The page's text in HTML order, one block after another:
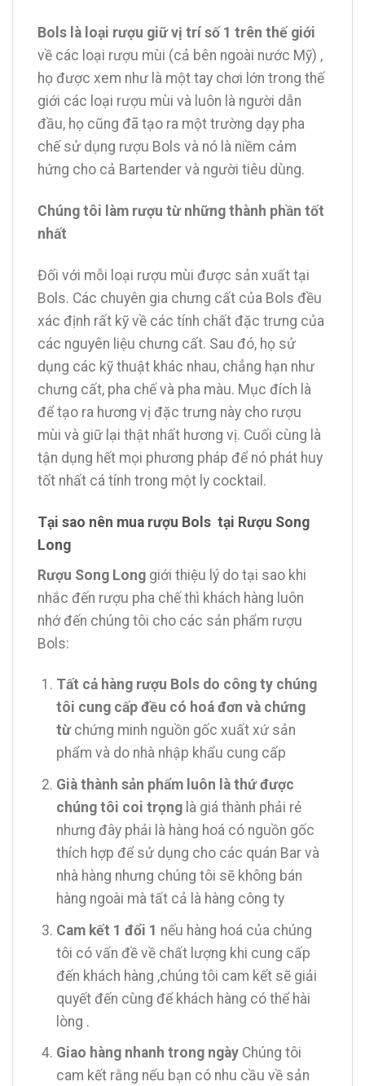
Bols là loại rượu giữ vị trí số 1 trên thế giới
về các loại rượu mùi (cả bên ngoài nước Mỹ) ,
họ được xem như là một tay chơi lớn trong thế
giới các loại rượu mùi và luôn là người dẫn
đầu, họ cũng đã tạo ra một trường dạy pha
chế sử dụng rượu Bols và nó là niềm cảm
hứng cho cả Bartender và người tiêu dùng.
Chúng tôi làm rượu từ những thành phần tốt
nhất
Đối với mỗi loại rượu mùi được sản xuất tại
Bols. Các chuyên gia chưng cất của Bols đều
xác định rất kỹ về các tính chất đặc trưng của
các nguyên liệu chưng cất. Sau đó, họ sử
dụng các kỹ thuật khác nhau, chẳng hạn như
chưng cất, pha chế và pha màu. Mục đích là
để tạo ra hương vị đặc trưng này cho rượu
mùi và giữ lại thật nhất hương vị. Cuối cùng là
tận dụng hết mọi phương pháp để nó phát huy
tốt nhất cá tính trong một ly cocktail.
Tại sao nên mua rượu Bols tại Rượu Song
Long
Rượu Song Long giới thiệu lý do tại sao khi
nhắc đến rượu pha chế thì khách hàng luôn
nhớ đến chúng tôi cho các sản phẩm rượu
Bols:
Tất cả hàng rượu Bols do công ty chúng
tôi cung cấp đều có hoá đơn và chứng
từchứng minh nguồn gốc xuất xứ sản
phẩm và do nhà nhập khẩu cung cấp
Già thành sản phẩm luôn là thứ được
chúng tôi coi trọnglà giá thành phải rẻ
nhưng đây phải là hàng hoá có nguồn gốc
thích hợp để sử dụng cho các quán Bar và
nhà hàng nhưng chúng tôi sẽ không bán
hàng ngoài mà tất cả là hàng công ty
Cam kết 1 đổi 1 nếu hàng hoá của chúng
tôi có vấn đề về chất lượng khi cung cấp
đến khách hàng ,chúng tôi cam kết sẽ giải
quyết đến cùng để khách hàng có thể hài
lòng .
Giao hàng nhanh trong ngàyChúng tôi
cam kết rằng nếu bạn có nhu cầu về sản